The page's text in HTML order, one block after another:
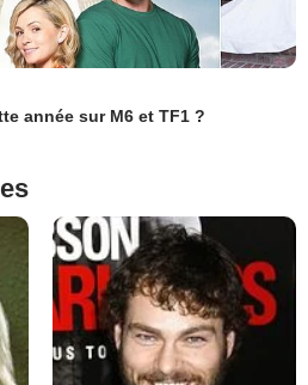
année sur M6 et TF1 ?